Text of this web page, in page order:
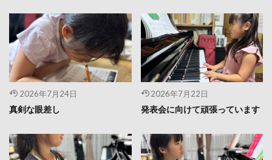
2026年7月24日
真剣な眼差し
2026年7月22日
発表会に向けて頑張っています